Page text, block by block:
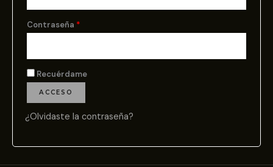
Contraseña *
Recuérdame
ACCESO
¿Olvidaste la contraseña?